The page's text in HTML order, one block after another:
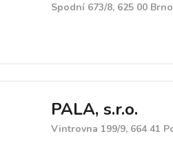
Spodní 673/8, 625 00 Brno
PALA, s.r.o.
Vintrovna 199/9, 664 41